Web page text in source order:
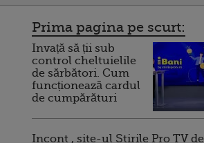
Prima pagina pe scurt:
Invață să ții sub
control cheltuielile
de sărbători. Cum
funcționează cardul
de cumpărături
Incont , site-ul Știrile Pro TV de